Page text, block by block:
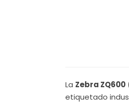
La Zebra ZQ600
etiquetado